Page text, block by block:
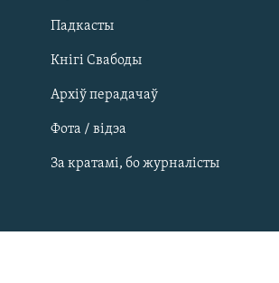
САЧЫЦЕ ЗА АБНАЎЛЕНЬНЯМІ
Падкасты
Кнігі Свабоды
Архіў перадачаў
Фота / відэа
За кратамі, бо журналісты